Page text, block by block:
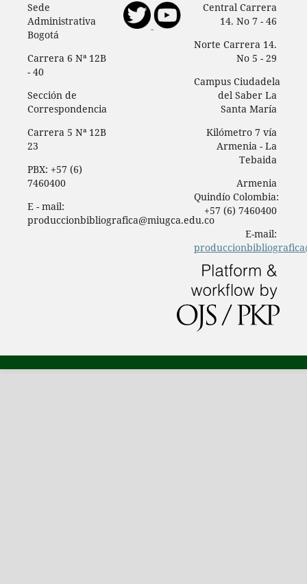
Sede
Administrativa
Bogotá
Carrera 6 Nª 12B
- 40
Sección de
Correspondencia
Carrera 5 Nª 12B
23
PBX: +57 (6)
7460400
E - mail:
produccionbibliografica@miugca.edu.co
Central Carrera
14. No 7 - 46
Norte Carrera 14.
No 5 - 29
Campus Ciudadela
del Saber La
Santa María
Kilómetro 7 vía
Armenia - La
Tebaida
Armenia
Quindío Colombia:
+57 (6) 7460400
E-mail: